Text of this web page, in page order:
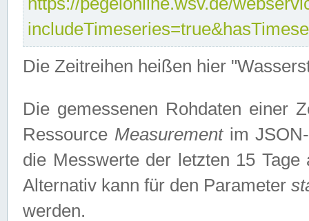
Die Zeitreihen heißen hier
Die gemessenen Rohdaten einer
Ressource Measurementim JSON-
die Messwerte der letzten 15
Alternativ kann für den Parameter
werden.